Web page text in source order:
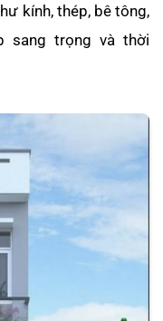
kính, thép, bê tông,
sang trọng và thời